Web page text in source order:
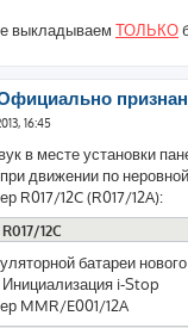
выкладываем ТОЛЬКО
16:45
в месте установки
движении по
R017/12C (R017/12A):
R017/12C
батареи
i-Stop
MMR/E001/12A